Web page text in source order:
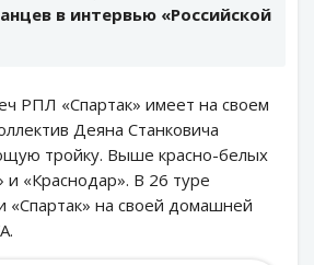
в интервью «Российской
РПЛ «Спартак» имеет на своем
Деяна Станковича
тройку. Выше красно-белых
и «Краснодар». В 26 туре
«Спартак» на своей домашней